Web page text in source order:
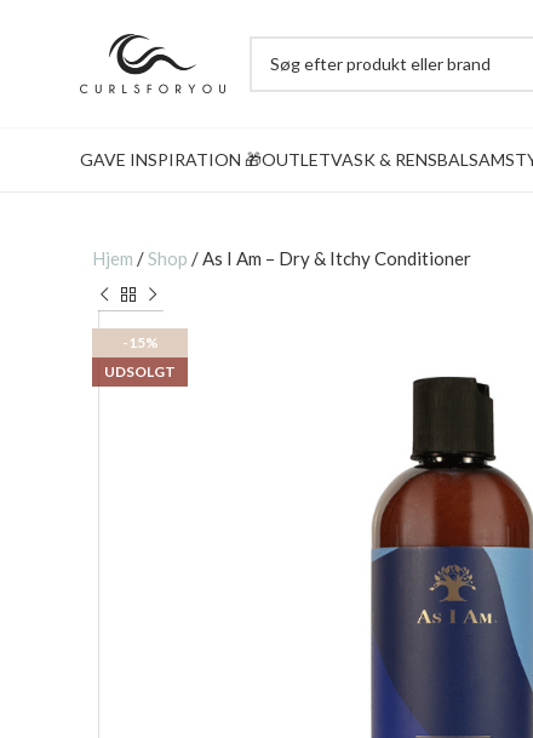
GAVE INSPIRATION 🎁OUTLETVASK & RENSBALSAM
Hjem /Shop /As I Am – Dry & Itchy Conditioner
-15%
UDSOLGT